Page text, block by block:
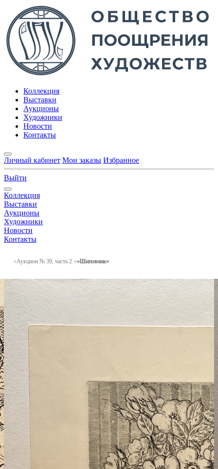
Коллекция
Выставки
Аукционы
Художники
Новости
Контакты
Личный кабинет Мои заказы Избранное
Выйти
Коллекция
Выставки
Аукционы
Художники
Новости
Контакты
Аукцион № 39, часть 2 «Шиповник»